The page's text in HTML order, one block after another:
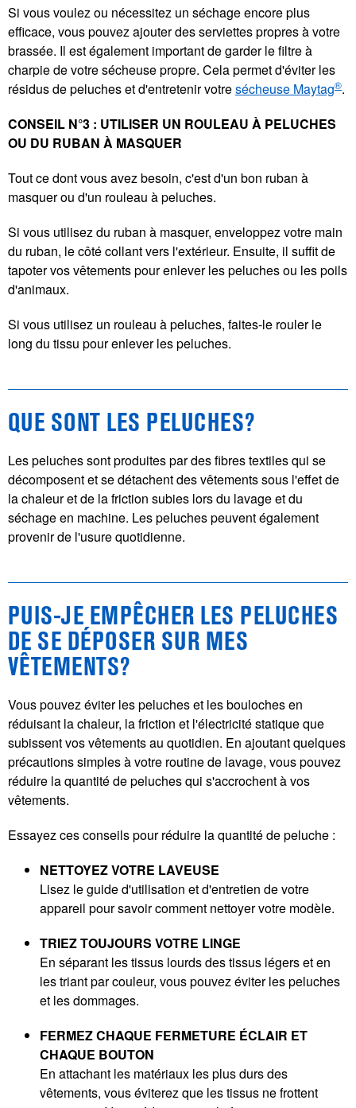
Si vous voulez ou nécessitez un séchage encore plus
efficace, vous pouvez ajouter des serviettes propres à votre
brassée. Il est également important de garder le filtre à
charpie de votre sécheuse propre. Cela permet d'éviter les
résidus de peluches et d'entretenir votresécheuse Maytag®.
CONSEIL N°3 : UTILISER UN ROULEAU À PELUCHES
OU DU RUBAN À MASQUER
Tout ce dont vous avez besoin, c'est d'un bon ruban à
masquer ou d'un rouleau à peluches.
Si vous utilisez du ruban à masquer, enveloppez votre main
du ruban, le côté collant vers l'extérieur. Ensuite, il suffit de
tapoter vos vêtements pour enlever les peluches ou les poils
d'animaux.
Si vous utilisez un rouleau à peluches, faites-le rouler le
long du tissu pour enlever les peluches.
QUE SONT LES PELUCHES?
Les peluches sont produites par des fibres textiles qui se
décomposent et se détachent des vêtements sous l'effet de
la chaleur et de la friction subies lors du lavage et du
séchage en machine. Les peluches peuvent également
provenir de l'usure quotidienne.
PUIS-JE EMPÊCHER LES PELUCHES
DE SE DÉPOSER SUR MES
VÊTEMENTS?
Vous pouvez éviter les peluches et les bouloches en
réduisant la chaleur, la friction et l'électricité statique que
subissent vos vêtements au quotidien. En ajoutant quelques
précautions simples à votre routine de lavage, vous pouvez
réduire la quantité de peluches qui s'accrochent à vos
vêtements.
Essayez ces conseils pour réduire la quantité de peluche :
NETTOYEZ VOTRE LAVEUSE
Lisez le guide d'utilisation et d'entretien de votre
appareil pour savoir comment nettoyer votre modèle.
TRIEZ TOUJOURS VOTRE LINGE
En séparant les tissus lourds des tissus légers et en
les triant par couleur, vous pouvez éviter les peluches
et les dommages.
FERMEZ CHAQUE FERMETURE ÉCLAIR ET
CHAQUE BOUTON
En attachant les matériaux les plus durs des
vêtements, vous éviterez que les tissus ne frottent